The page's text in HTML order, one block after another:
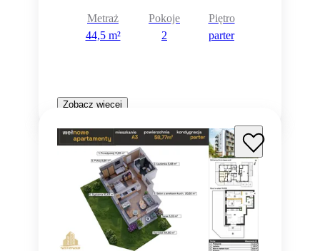
Metraż
44,5 m²
Pokoje
2
Piętro
parter
Zobacz więcej